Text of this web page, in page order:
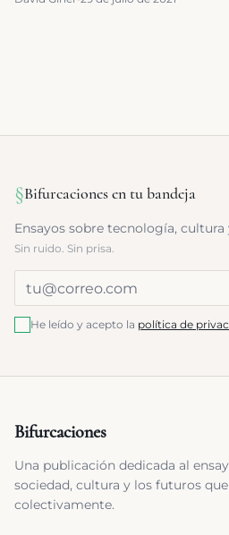
§Bifurcaciones en tu bandeja
Ensayos sobre tecnología,
Sin ruido. Sin prisa.
He leído y acepto la política de
Bifurcaciones
Una publicación dedicada al
sociedad, cultura y los futuros
colectivamente.